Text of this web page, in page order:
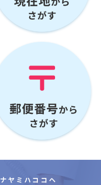
ナヤミハココヘ